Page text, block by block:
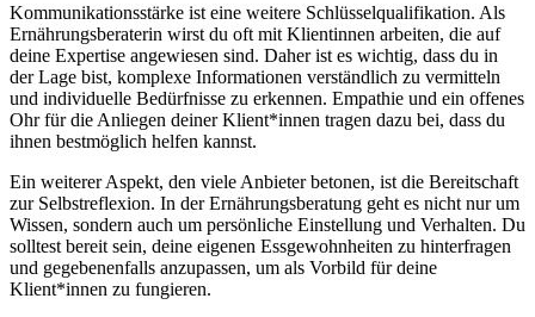
Kommunikationsstärke ist eine weitere Schlüsselqualifikation. Als
Ernährungsberaterin wirst du oft mit Klientinnen arbeiten, die auf
deine Expertise angewiesen sind. Daher ist es wichtig, dass du in
der Lage bist, komplexe Informationen verständlich zu vermitteln
und individuelle Bedürfnisse zu erkennen. Empathie und ein offenes
Ohr für die Anliegen deiner Klient*innen tragen dazu bei, dass du
ihnen bestmöglich helfen kannst.
Ein weiterer Aspekt, den viele Anbieter betonen, ist die Bereitschaft
zur Selbstreflexion. In der Ernährungsberatung geht es nicht nur um
Wissen, sondern auch um persönliche Einstellung und Verhalten. Du
solltest bereit sein, deine eigenen Essgewohnheiten zu hinterfragen
und gegebenenfalls anzupassen, um als Vorbild für deine
Klient*innen zu fungieren.